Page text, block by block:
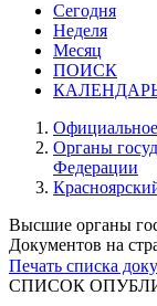
Сегодня
Неделя
Месяц
ПОИСК
Органы
Федерации
Высшие органы
Документов на
Печать списка
СПИСОК